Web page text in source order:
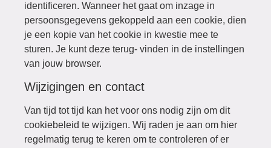
identificeren. Wanneer het gaat om inzage in
persoonsgegevens gekoppeld aan een cookie, dien
je een kopie van het cookie in kwestie mee te
sturen. Je kunt deze terug- vinden in de instellingen
van jouw browser.
Wijzigingen en contact
Van tijd tot tijd kan het voor ons nodig zijn om dit
cookiebeleid te wijzigen. Wij raden je aan om hier
regelmatig terug te keren om te controleren of er